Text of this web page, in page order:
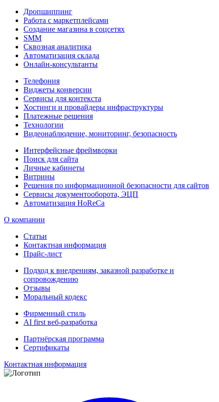
Дропшиппинг
Работа с маркетплейсами
Создание магазина в соцсетях
SMM
Сквозная аналитика
Автоматизация склада
Онлайн-консультанты
Телефония
Виджеты конверсии
Сервисы для контекста
Хостинги и провайдеры инфраструктуры
Платежные решения
Технологии
Видеонаблюдение, мониторинг, безопасность
Интерфейсные фреймворки
Поиск для сайта
Личные кабинеты
Витрины
Решения по информационной безопасности для сайтов
Сервисы документооборота, ЭЦП
Автоматизация HoReCa
О компании
Статьи
Контактная информация
Прайс-лист
Подход к внедрениям, заказной разработке и
сопровождению
Отзывы
Моральный кодекс
Фирменный стиль
AI first веб-разработка
Партнёрская программа
Сертификаты
Контактная информация